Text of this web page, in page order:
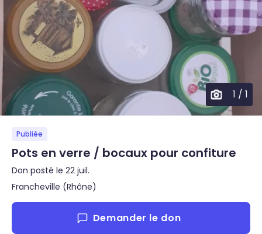
1 / 1
Publiée
Pots en verre / bocaux pour confiture
Don posté le 22 juil.
Francheville (Rhône)
Demander le don